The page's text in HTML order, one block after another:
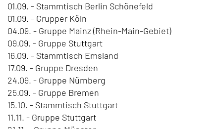
01.09. - Stammtisch Berlin Schönefeld
01.09. - Grupper Köln
04.09. - Gruppe Mainz (Rhein-Main-Gebiet)
09.09. - Gruppe Stuttgart
16.09. - Stammtisch Emsland
17.09. - Gruppe Dresden
24.09. - Gruppe Nürnberg
25.09. - Gruppe Bremen
15.10. - Stammtisch Stuttgart
11.11. - Gruppe Stuttgart